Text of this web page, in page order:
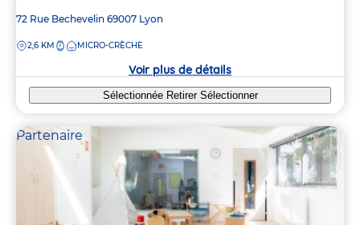
Adresse
la
72 Rue Bechevelin 69007 Lyon
DISTANCE
2,6 KM MICRO-CRÈCHE
Voir plus de détails
Sélectionnée Retirer Sélectionner
Partenaire